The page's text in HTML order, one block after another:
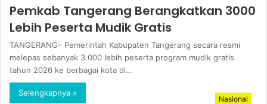
Pemkab Tangerang Berangkatkan 3000
Lebih Peserta Mudik Gratis
TANGERANG– Pemerintah Kabupaten Tangerang secara resmi
melepas sebanyak 3.000 lebih peserta program mudik gratis
tahun 2026 ke berbagai kota di…
Selengkapnya »
Nasional